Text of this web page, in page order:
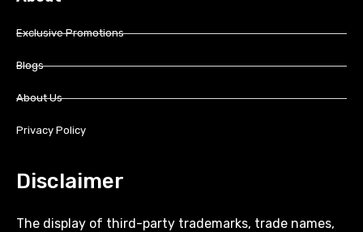
Exclusive Promotions
Blogs
About Us
Privacy Policy
Disclaimer
The display of third-party trademarks, trade names,